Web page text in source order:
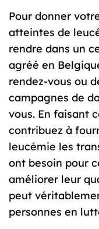
Pour donner
atteintes de
rendre dans un
agréé en
rendez-vous ou
campagnes de
vous. En faisant
contribuez à
leucémie les
ont besoin pour
améliorer leur
peut
personnes en